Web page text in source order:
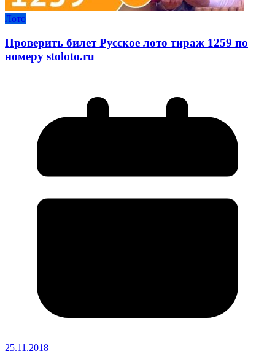
Лото
Проверить билет Русское лото тираж 1259 по
номеру stoloto.ru
25.11.2018